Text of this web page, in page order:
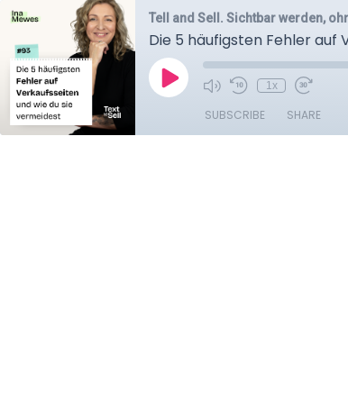
Tell and Sell. Sichtbar werden,
Die 5 häufigsten Fehler auf
1x
SUBSCRIBE SHARE